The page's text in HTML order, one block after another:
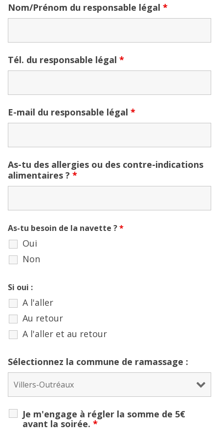
Nom/Prénom du responsable légal*
Tél. du responsable légal*
E-mail du responsable légal*
As-tu des allergies ou des contre-indications
alimentaires ?*
As-tu besoin de la navette ?*
Oui
Non
Si oui :
A l'aller
Au retour
A l'aller et au retour
Sélectionnez la commune de ramassage :
Je m'engage à régler la somme de 5€
avant la soirée.*